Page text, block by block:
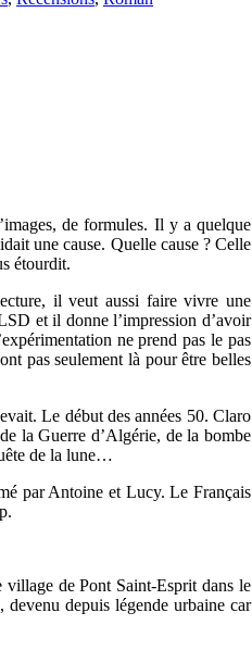
de formules. Il y a quelque
une cause. Quelle cause ? Celle
étourdit.
il veut aussi faire vivre une
et il donne l’impression d’avoir
ne prend pas le pas
pas seulement là pour être belles
Le début des années 50. Claro
la Guerre d’Algérie, de la bombe
de la lune…
par Antoine et Lucy. Le Français
village de Pont Saint-Esprit dans le
depuis légende urbaine car